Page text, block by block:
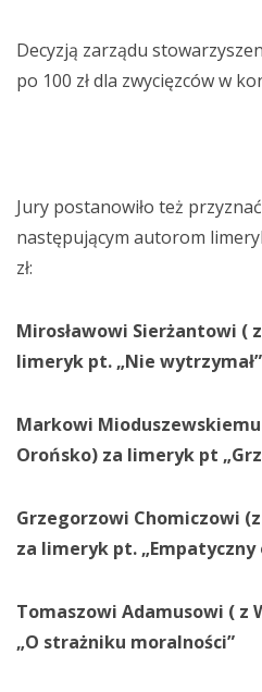
Decyzją zarządu
po 100 zł dla zwycięzców w
Jury postanowiło też
następującym autorom
zł:
Mirosławowi Sierżantowi (
limeryk pt. „Nie wytrzymał”
Markowi
Orońsko) za limeryk pt
Grzegorzowi Chomiczowi
za limeryk pt. „Empatyczny
Tomaszowi Adamusowi ( z
„O strażniku moralności”